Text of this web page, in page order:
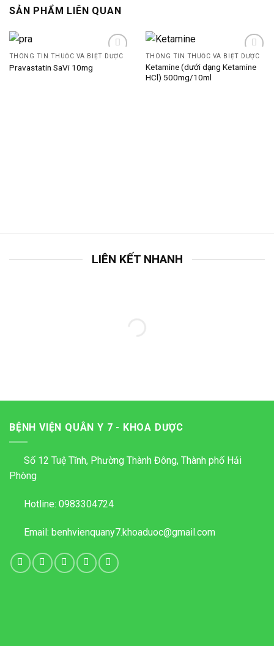
SẢN PHẨM LIÊN QUAN
THÔNG TIN THUỐC VÀ BIỆT DƯỢC
Pravastatin SaVi 10mg
THÔNG TIN THUỐC VÀ BIỆT DƯỢC
Ketamine (dưới dạng Ketamine
HCl) 500mg/10ml
LIÊN KẾT NHANH
BỆNH VIỆN QUÂN Y 7 - KHOA DƯỢC
Số 12 Tuệ Tĩnh, Phường Thành Đông, Thành phố Hải
Phòng
Hotline: 0983304724
Email: benhvienquany7.khoaduoc@gmail.com